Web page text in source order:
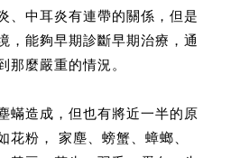
、中耳炎有連帶的關係，但是
，能夠早期診斷早期治療，通
那麼嚴重的情況。
蟎造成，但也有將近一半的原
花粉， 家塵、螃蟹、蟑螂、